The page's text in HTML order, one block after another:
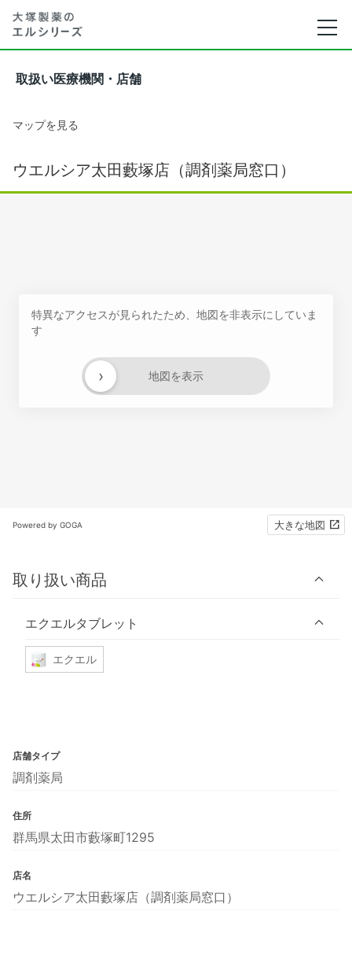
取扱い医療機関・店舗
マップを見る
ウエルシア太田藪塚店（調剤薬局窓口）
特異なアクセスが見られたため、地図を非表示にしていま
す
地図を表示
›
Powered by GOGA 大きな地図
取り扱い商品
エクエルタブレット
エクエル
店舗タイプ
調剤薬局
住所
群馬県太田市藪塚町1295
店名
ウエルシア太田藪塚店（調剤薬局窓口）